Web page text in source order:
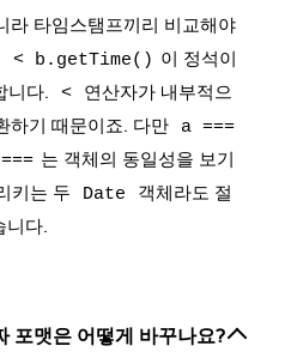
라 타임스탬프끼리 비교해야
< b.getTime() 이 정석이
니다. <
연산자가 내부적으
하기 때문이죠. 다만
a ===
=== 는 객체의 동일성을 보기
키는 두
Date
객체라도 절
니다.
포맷은 어떻게 바꾸나요?